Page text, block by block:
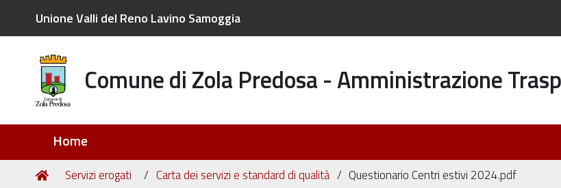
Unione Valli del Reno Lavino Samoggia
Comune di Zola Predosa - Amministrazione
Home
Tu
Home
Servizi erogati Carta dei servizi e standard di qualità Questionario Centri estivi 2024.pdf